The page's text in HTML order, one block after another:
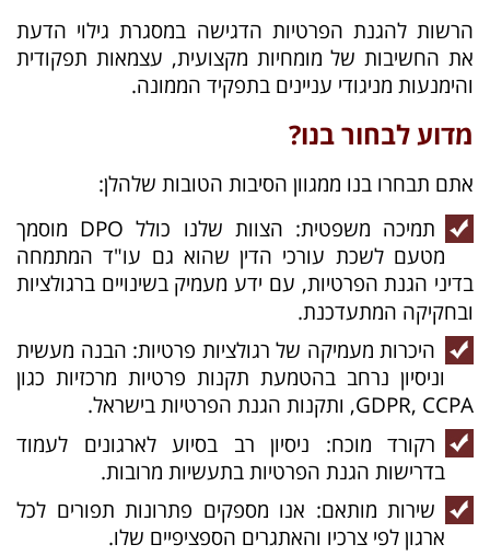
הרשות להגנת הפרטיות הדגישה במסגרת גילוי הדעת
את החשיבות של מומחיות מקצועית, עצמאות תפקודית
והימנעות מניגודי עניינים בתפקיד הממונה.
מדוע לבחור בנו?
אתם תבחרו בנו ממגוון הסיבות הטובות שלהלן:
תמיכה משפטית: הצוות שלנו כולל DPO מוסמך
מטעם לשכת עורכי הדין שהוא גם עו"ד המתמחה
בדיני הגנת הפרטיות, עם ידע מעמיק בשינויים ברגולציות
ובחקיקה המתעדכנת.
היכרות מעמיקה של רגולציות פרטיות: הבנה מעשית
וניסיון נרחב בהטמעת תקנות פרטיות מרכזיות כגון
GDPR, CCPA, ותקנות הגנת הפרטיות בישראל.
רקורד מוכח: ניסיון רב בסיוע לארגונים לעמוד
בדרישות הגנת הפרטיות בתעשיות מרובות.
שירות מותאם: אנו מספקים פתרונות תפורים לכל
ארגון לפי צרכיו והאתגרים הספציפיים שלו.